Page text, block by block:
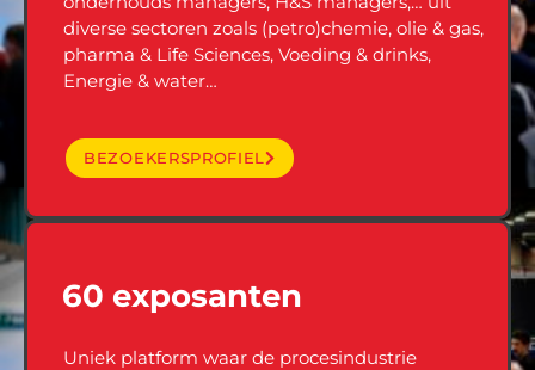
diverse sectoren zoals (petro)chemie, olie & gas,
pharma & Life Sciences, Voeding & drinks,
Energie & water…
BEZOEKERSPROFIEL
60 exposanten
Uniek platform waar de procesindustrie